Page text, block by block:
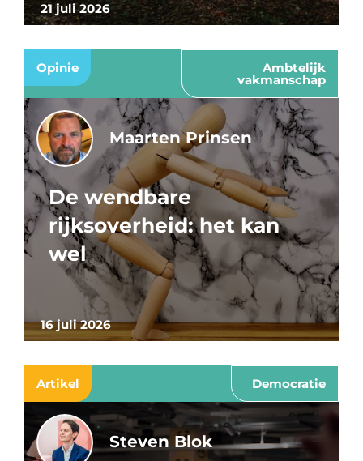
21 juli 2026
Opinie Ambtelijk
vakmanschap
16 juli 2026
Maarten Prinsen
De wendbare
rijksoverheid: het kan
wel
Artikel Democratie
Steven Blok